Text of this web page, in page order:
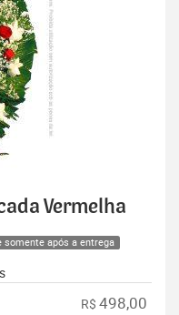
Vermelha
somente após a entrega
R$ 498,00